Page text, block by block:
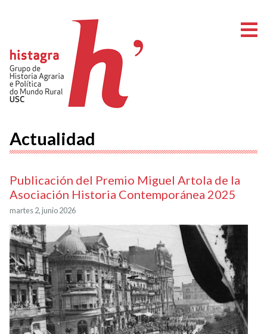
Actualidad
Publicación del Premio Miguel Artola de la
Asociación Historia Contemporánea 2025
martes 2, junio 2026